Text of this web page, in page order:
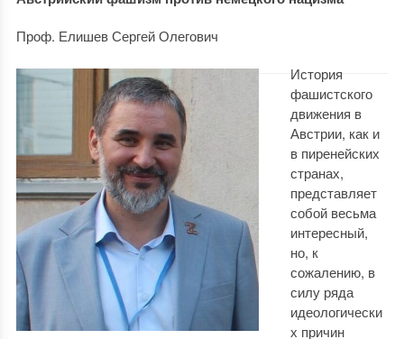
Проф. Елишев Сергей Олегович
История
фашистского
движения в
Австрии, как и
в пиренейских
странах,
представляет
собой весьма
интересный,
но, к
сожалению, в
силу ряда
идеологически
х причин